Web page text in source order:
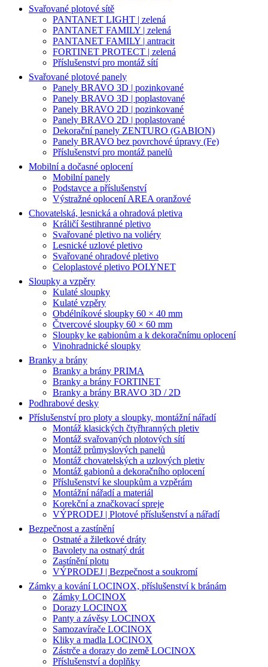
Svařované plotové sítě
PANTANET LIGHT | zelená
PANTANET FAMILY | zelená
PANTANET FAMILY | antracit
FORTINET PROTECT | zelená
Příslušenství pro montáž sítí
Svařované plotové panely
Panely BRAVO 3D | pozinkované
Panely BRAVO 3D | poplastované
Panely BRAVO 2D | pozinkované
Panely BRAVO 2D | poplastované
Dekorační panely ZENTURO (GABION)
Panely BRAVO bez povrchové úpravy (Fe)
Příslušenství pro montáž panelů
Mobilní a dočasné oplocení
Mobilní panely
Podstavce a příslušenství
Výstražné oplocení AREA oranžové
Chovatelská, lesnická a ohradová pletiva
Králičí šestihranné pletivo
Svařované pletivo na voliéry
Lesnické uzlové pletivo
Svařované ohradové pletivo
Celoplastové pletivo POLYNET
Sloupky a vzpěry
Kulaté sloupky
Kulaté vzpěry
Obdélníkové sloupky 60 × 40 mm
Čtvercové sloupky 60 × 60 mm
Sloupky ke gabionům a k dekoračnímu oplocení
Vinohradnické sloupky
Branky a brány
Branky a brány PRIMA
Branky a brány FORTINET
Branky a brány BRAVO 3D / 2D
Podhrabové desky
Příslušenství pro ploty a sloupky, montážní nářadí
Montáž klasických čtyřhranných pletiv
Montáž svařovaných plotových sítí
Montáž průmyslových panelů
Montáž chovatelských a uzlových pletiv
Montáž gabionů a dekoračního oplocení
Příslušenství ke sloupkům a vzpěrám
Montážní nářadí a materiál
Korekční a značkovací spreje
VÝPRODEJ | Plotové příslušenství a nářadí
Bezpečnost a zastínění
Ostnaté a žiletkové dráty
Bavolety na ostnatý drát
Zastínění plotu
VÝPRODEJ | Bezpečnost a soukromí
Zámky a kování LOCINOX, příslušenství k bránám
Zámky LOCINOX
Dorazy LOCINOX
Panty a závěsy LOCINOX
Samozavírače LOCINOX
Kliky a madla LOCINOX
Zástrče a dorazy do země LOCINOX
Příslušenství a doplňky